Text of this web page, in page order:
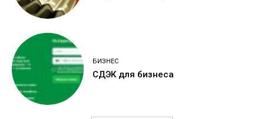
БИЗНЕС
СДЭК для бизнеса